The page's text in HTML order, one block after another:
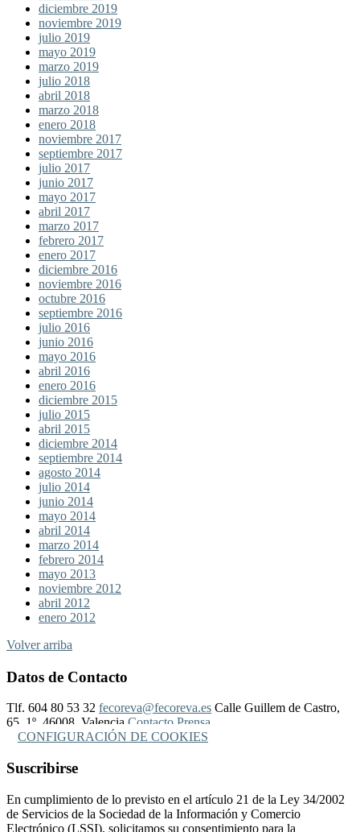
diciembre 2019
noviembre 2019
julio 2019
mayo 2019
marzo 2019
julio 2018
abril 2018
marzo 2018
enero 2018
noviembre 2017
septiembre 2017
julio 2017
junio 2017
mayo 2017
abril 2017
marzo 2017
febrero 2017
enero 2017
diciembre 2016
noviembre 2016
octubre 2016
septiembre 2016
julio 2016
junio 2016
mayo 2016
abril 2016
enero 2016
diciembre 2015
julio 2015
abril 2015
diciembre 2014
septiembre 2014
agosto 2014
julio 2014
junio 2014
mayo 2014
abril 2014
marzo 2014
febrero 2014
mayo 2013
noviembre 2012
abril 2012
enero 2012
Volver arriba
Datos de Contacto
Tlf. 604 80 53 32 fecoreva@fecoreva.es Calle Guillem de Castro,
65, 1º, 46008, Valencia Contacto Prensa
CONFIGURACIÓN DE COOKIES
Suscribirse
En cumplimiento de lo previsto en el artículo 21 de la Ley 34/2002
de Servicios de la Sociedad de la Información y Comercio
Electrónico (LSSI), solicitamos su consentimiento para la